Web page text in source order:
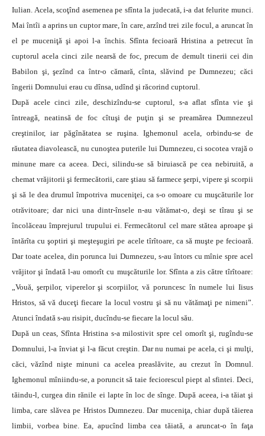
Iulian. Acela, scoţînd asemenea pe sfînta la judecată, i-a dat felurite munci.
Mai întîi a aprins un cuptor mare, în care, arzînd trei zile focul, a aruncat în
el pe muceniţă şi apoi l-a închis. Sfînta fecioară Hristina a petrecut în
cuptorul acela cinci zile nearsă de foc, precum de demult tinerii cei din
Babilon şi, şezînd ca într-o cămară, cînta, slăvind pe Dumnezeu; căci
îngerii Domnului erau cu dînsa, udînd şi răcorind cuptorul.
După acele cinci zile, deschizîndu-se cuptorul, s-a aflat sfînta vie şi
întreagă, neatinsă de foc cîtuşi de puţin şi se preamărea Dumnezeul
creştinilor, iar păgînătatea se ruşina. Ighemonul acela, orbindu-se de
răutatea diavolească, nu cunoştea puterile lui Dumnezeu, ci socotea vrajă o
minune mare ca aceea. Deci, silindu-se să biruiască pe cea nebiruită, a
chemat vrăjitorii şi fermecătorii, care ştiau să farmece şerpi, vipere şi scorpii
şi să le dea drumul împotriva muceniţei, ca s-o omoare cu muşcăturile lor
otrăvitoare; dar nici una dintr-însele n-au vătămat-o, deşi se tîrau şi se
încolăceau împrejurul trupului ei. Fermecătorul cel mare stătea aproape şi
întărîta cu şoptiri şi meşteşugiri pe acele tîrîtoare, ca să muşte pe fecioară.
Dar toate acelea, din porunca lui Dumnezeu, s-au întors cu mînie spre acel
vrăjitor şi îndată l-au omorît cu muşcăturile lor. Sfînta a zis către tîrîtoare:
„Vouă, şerpilor, viperelor şi scorpiilor, vă poruncesc în numele lui Iisus
Hristos, să vă duceţi fiecare la locul vostru şi să nu vătămaţi pe nimeni”.
Atunci îndată s-au risipit, ducîndu-se fiecare la locul său.
După un ceas, Sfînta Hristina s-a milostivit spre cel omorît şi, rugîndu-se
Domnului, l-a înviat şi l-a făcut creştin. Dar nu numai pe acela, ci şi mulţi,
căci, văzînd nişte minuni ca acelea preaslăvite, au crezut în Domnul.
Ighemonul mîniindu-se, a poruncit să taie feciorescul piept al sfintei. Deci,
tăindu-l, curgea din rănile ei lapte în loc de sînge. După aceea, i-a tăiat şi
limba, care slăvea pe Hristos Dumnezeu. Dar muceniţa, chiar după tăierea
limbii, vorbea bine. Ea, apucînd limba cea tăiată, a aruncat-o în faţa